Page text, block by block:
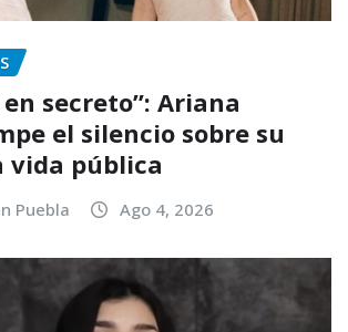
secreto”: Ariana
el silencio sobre su
vida pública
Puebla Ago 4, 2026